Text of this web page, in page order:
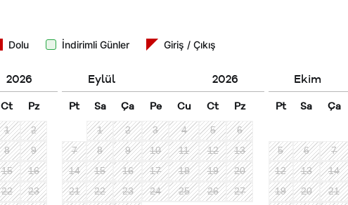
Dolu İndirimli Günler Giriş / Çıkış
2026
Ct Pz
1
2
8
9
15
16
22
23
Eylül 2026
Pt Sa Ça Pe Cu Ct Pz
1 2 3 4 5
6
7
8 9 10 11 12
13
14
15 16 17 18 19
20
21
22 23 24 25 26
27
Ekim
Pt Sa Ça
5
6 7
12
13 14
19
20 21